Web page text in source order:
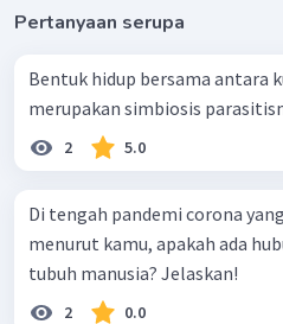
Pertanyaan serupa
Bentuk hidup bersama antara
merupakan simbiosis
2 5.0
Di tengah pandemi corona
menurut kamu, apakah ada
tubuh manusia? Jelaskan!
2 0.0